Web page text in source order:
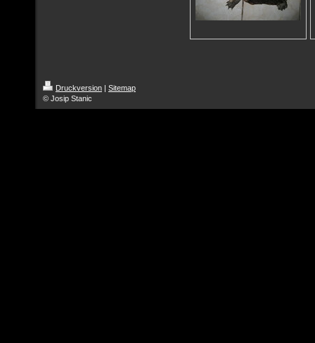
Druckversion | Sitemap
© Josip Stanic